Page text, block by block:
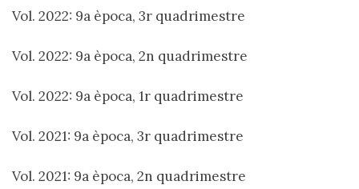
Vol. 2022: 9a època, 3r quadrimestre
Vol. 2022: 9a època, 2n quadrimestre
Vol. 2022: 9a època, 1r quadrimestre
Vol. 2021: 9a època, 3r quadrimestre
Vol. 2021: 9a època, 2n quadrimestre